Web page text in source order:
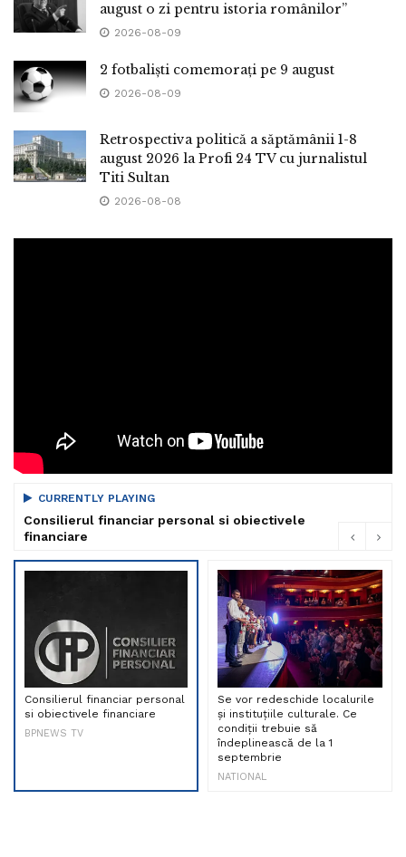
august o zi pentru istoria românilor”
2026-08-09
2 fotbaliști comemorați pe 9 august
2026-08-09
Retrospectiva politică a săptămânii 1-8
august 2026 la Profi 24 TV cu jurnalistul
Titi Sultan
2026-08-08
CURRENTLY PLAYING
Consilierul financiar personal si obiectivele
financiare
Consilierul financiar personal
si obiectivele financiare
BPNEWS TV
Se vor redeschide localurile
și instituțiile culturale. Ce
condiții trebuie să
îndeplinească de la 1
septembrie
NATIONAL